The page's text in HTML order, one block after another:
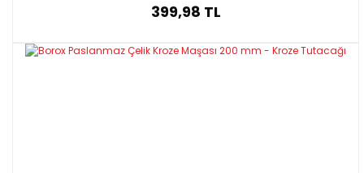
399,98 TL